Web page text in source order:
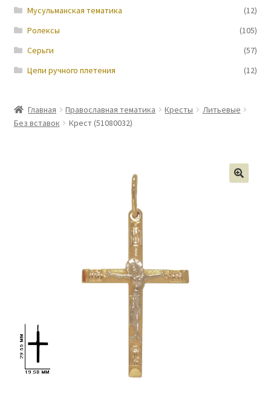
Мусульманская тематика
(12)
Ролексы
(105)
Серьги
(57)
Цепи ручного плетения
(12)
Главная Православная тематика Кресты
Литьевые
Без вставок
Крест (51080032)